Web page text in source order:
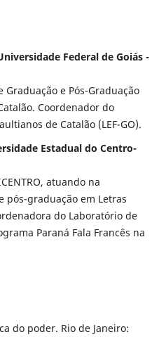
Federal de Goiás -
e Pós-Graduação
Coordenador do
de Catalão (LEF-GO).
Estadual do Centro-
atuando na
pós-graduação em Letras
do Laboratório de
Paraná Fala Francês na
do poder. Rio de Janeiro: